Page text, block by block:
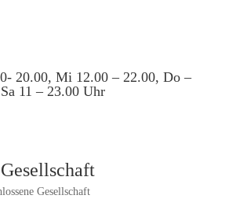
20.00, Mi 12.00 – 22.00, Do –
Sa 11 – 23.00 Uhr
Gesellschaft